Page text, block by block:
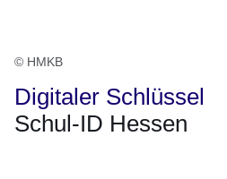
© HMKB
Digitaler Schlüssel
Schul-ID Hessen